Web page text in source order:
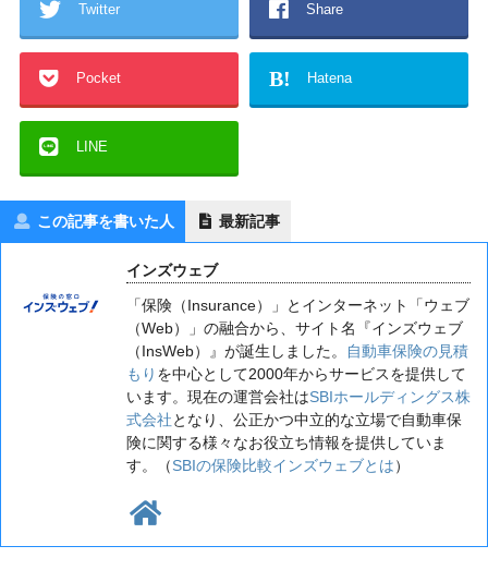
Twitter Share
Pocket B! Hatena
LINE
この記事を書いた人 最新記事
インズウェブ
「保険（Insurance）」とインターネット「ウェブ
（Web）」の融合から、サイト名『インズウェブ
（InsWeb）』が誕生しました。
自動車保険の見積
もり を中心として2000年からサービスを提供して
います。現在の運営会社はSBIホールディングス株
式会社となり、公正かつ中立的な立場で自動車保
険に関する様々なお役立ち情報を提供していま
す。（SBIの保険比較インズウェブとは）